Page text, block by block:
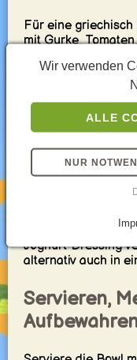
Für eine
mit Gurke,
Hummus, Taboulé,
Für eine leichtere
Getreidebasis
Süßkartoffeln oder
saisonale
Jalapeños sorgen
Für eine
Falafel und Tahini,
Joghurt-Dressing
alternativ auch in
Servieren,
Wir verwenden
ALLE
NUR